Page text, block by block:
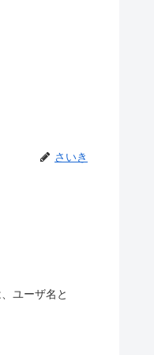
さいき
ユーザ名と